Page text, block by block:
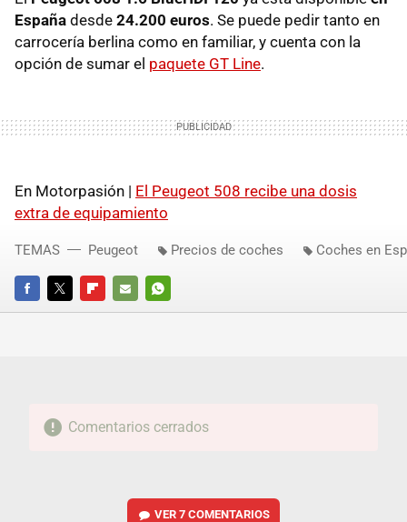
España desde 24.200 euros. Se puede pedir tanto en
carrocería berlina como en familiar, y cuenta con la
opción de sumar el paquete GT Line.
En Motorpasión | El Peugeot 508 recibe una dosis
extra de equipamiento
FACEBOOKTWITTERFLIPBOARD
E-
WHATSAPP
TEMAS Peugeot Precios de coches Coches en
Comentarios cerrados
VER7 COMENTARIOS